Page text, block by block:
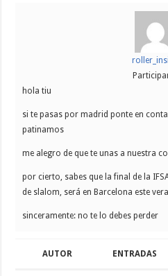
hola tiu
si te pasas por madrid ponte en
patinamos
me alegro de que te unas a nuestra
por cierto, sabes que la final de la
de slalom, será en Barcelona este
sinceramente: no te lo debes perder
AUTOR ENTRADAS